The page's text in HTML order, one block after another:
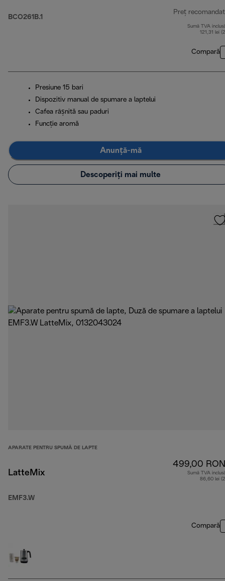
BCO261B.1
Preț recomandat
Sumă TVA
121,31 lei
Compară
Presiune 15 bari
Dispozitiv manual de spumare a laptelui
Cafea râșnită sau paduri
Funcție aromă
Anunță-mă
Descoperiți mai multe
APARATE PENTRU SPUMĂ DE LAPTE
LatteMix
EMF3.W
499,00 RON
Sumă TVA
86,60 lei
Compară